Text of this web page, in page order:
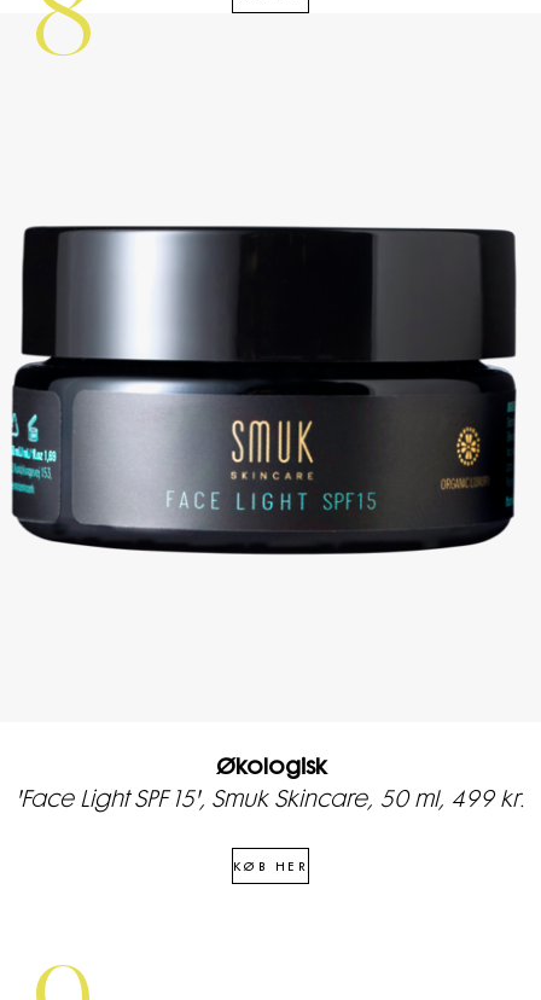
Økologisk
'Face Light SPF 15', Smuk Skincare, 50 ml, 499 kr.
KØB HER